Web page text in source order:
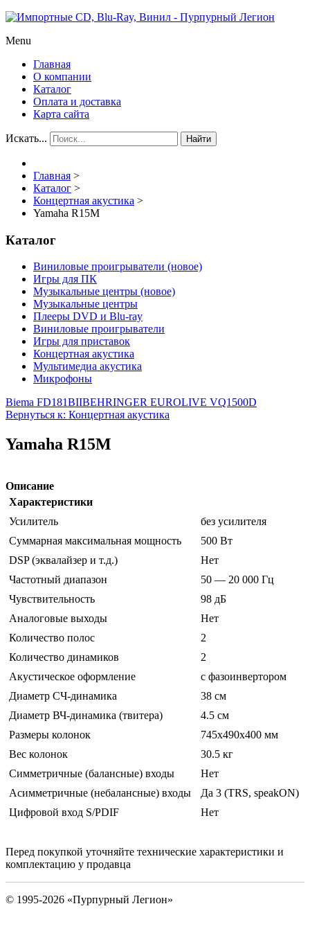
Menu
Главная
О компании
Каталог
Оплата и доставка
Карта сайта
Искать... Найти
Главная >
Каталог >
Концертная акустика >
Yamaha R15M
Каталог
Виниловые проигрыватели (новое)
Игры для ПК
Музыкальные центры (новое)
Музыкальные центры
Плееры DVD и Blu-ray
Виниловые проигрыватели
Игры для приставок
Концертная акустика
Мультимедиа акустика
Микрофоны
Biema FD181BIIBEHRINGER EUROLIVE VQ1500D
Вернуться к: Концертная акустика
Yamaha R15M
Описание
Характеристики
Усилитель
без усилителя
Суммарная максимальная мощность
500 Вт
DSP (эквалайзер и т.д.)
Нет
Частотный диапазон
50 — 20 000 Гц
Чувствительность
98 дБ
Аналоговые выходы
Нет
Количество полос
2
Количество динамиков
2
Акустическое оформление
с фазоинвертором
Диаметр СЧ-динамика
38 см
Диаметр ВЧ-динамика (твитера)
4.5 см
Размеры колонок
745x490x400 мм
Вес колонок
30.5 кг
Симметричные (балансные) входы
Нет
Асимметричные (небалансные) входы
Да 3 (TRS, speakON)
Цифровой вход S/PDIF
Нет
Перед покупкой уточняйте технические характеристики и
комплектацию у продавца
© 1995-2026 «Пурпурный Легион»